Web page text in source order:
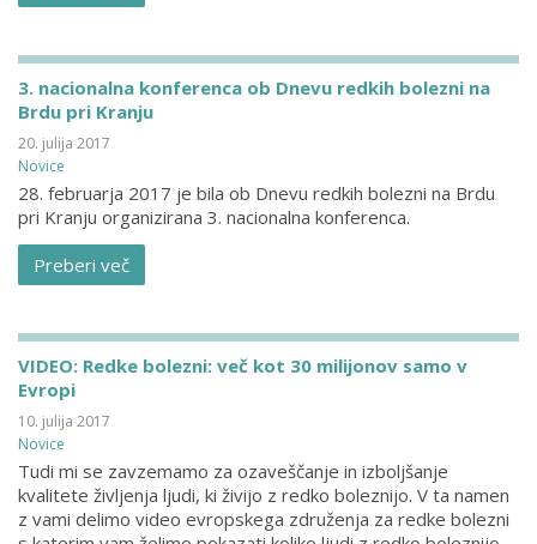
3. nacionalna konferenca ob Dnevu redkih bolezni na
Brdu pri Kranju
20. julija 2017
Novice
28. februarja 2017 je bila ob Dnevu redkih bolezni na Brdu
pri Kranju organizirana 3. nacionalna konferenca.
Preberi več
VIDEO: Redke bolezni: več kot 30 milijonov samo v
Evropi
10. julija 2017
Novice
Tudi mi se zavzemamo za ozaveščanje in izboljšanje
kvalitete življenja ljudi, ki živijo z redko boleznijo. V ta namen
z vami delimo video evropskega združenja za redke bolezni